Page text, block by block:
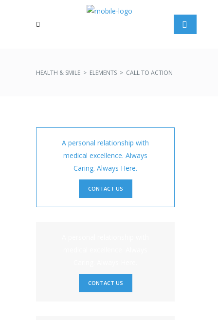
HEALTH & SMILE > ELEMENTS > CALL TO ACTION
A personal relationship with
medical excellence. Always
Caring. Always Here.
CONTACT US
CONTACT US